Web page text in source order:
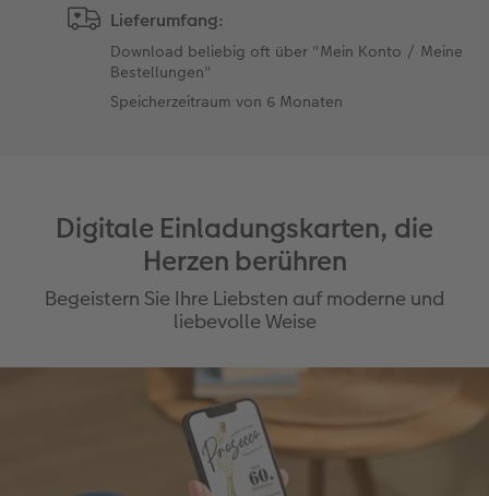
Lieferumfang:
Download beliebig oft über "Mein Konto / Meine
Bestellungen"
Speicherzeitraum von 6 Monaten
Digitale Einladungskarten, die
Herzen berühren
Begeistern Sie Ihre Liebsten auf moderne und
liebevolle Weise